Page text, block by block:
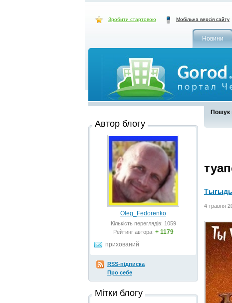
Зробити стартовою Мобільна версія сайту
Новини
Пошук
4 травня
Автор блогу
Oleg_Fedorenko
Кількість переглядів: 1059
Рейтинг автора: + 1179
прихований
RSS-підписка
Про себе
Мітки блогу